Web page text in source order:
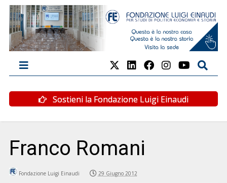
Sostieni la Fondazione Luigi Einaudi
Franco Romani
Fondazione Luigi Einaudi 29 Giugno 2012